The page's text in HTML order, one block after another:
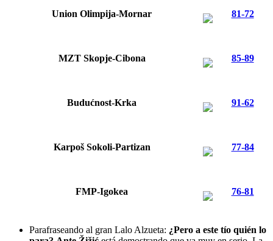
Union Olimpija-Mornar 81-72
MZT Skopje-Cibona 85-89
Budućnost-Krka 91-62
Karpoš Sokoli-Partizan 77-84
FMP-Igokea 76-81
Parafraseando al gran Lalo Alzueta: ¿Pero a este tío quién lo